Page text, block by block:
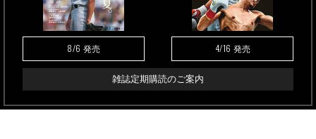
8/6 発売 4/16 発売
雑誌定期購読のご案内